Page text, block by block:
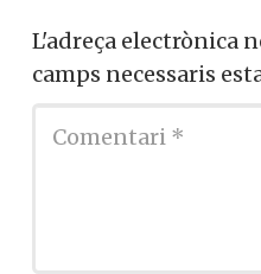
Com ens prenen el
19 novembre, 2025